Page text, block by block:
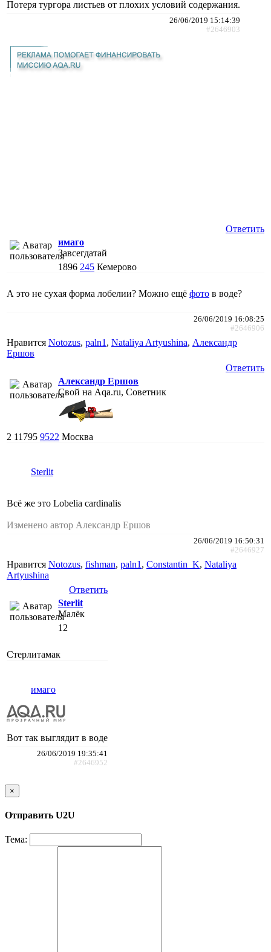
Потеря тургора листьев от плохих условий содержания.
26/06/2019 15:14:39
#2646903
Ответить
имаго
Завсегдатай
1896 245 Кемерово
А это не сухая форма лобелии? Можно ещё фото в воде?
26/06/2019 16:08:25
#2646906
Нравится Notozus, paln1 , Nataliya Artyushina, Александр
Ершов
Ответить
Александр Ершов
Свой на Aqa.ru, Советник
2 11795 9522 Москва
Sterlit
Всё же это Lobelia cardinalis
Изменено автор Александр Ершов
26/06/2019 16:50:31
#2646927
Нравится Notozus, fishman, paln1 , Constantin_K, Nataliya
Artyushina
Ответить
Sterlit
Малёк
12
Стерлитамак
имаго
Вот так выглядит в воде
26/06/2019 19:35:41
#2646952
×
Отправить U2U
Тема: